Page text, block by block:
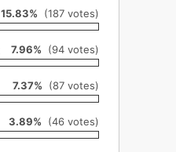
15.83% (187 votes)
7.96% (94 votes)
7.37% (87 votes)
3.89% (46 votes)